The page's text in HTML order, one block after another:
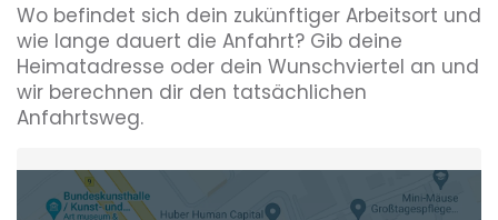
Wo befindet sich dein zukünftiger Arbeitsort und
wie lange dauert die Anfahrt? Gib deine
Heimatadresse oder dein Wunschviertel an und
wir berechnen dir den tatsächlichen
Anfahrtsweg.
Heimatadresse oder Wunschort